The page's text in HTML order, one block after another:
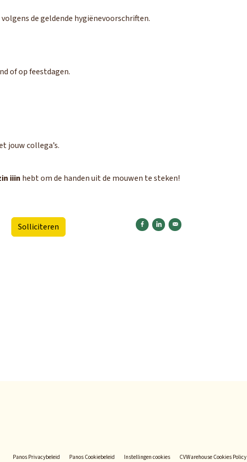
de geldende hygiënevoorschriften.
of op feestdagen.
jouw collega’s.
iiin hebt om de handen uit de mouwen te steken!
Solliciteren Delen op Facebook
Delen op LinkedInVersturen per e-mail
Panos Privacybeleid Panos Cookiebeleid Instellingen cookies CVWarehouse Cookies Policy